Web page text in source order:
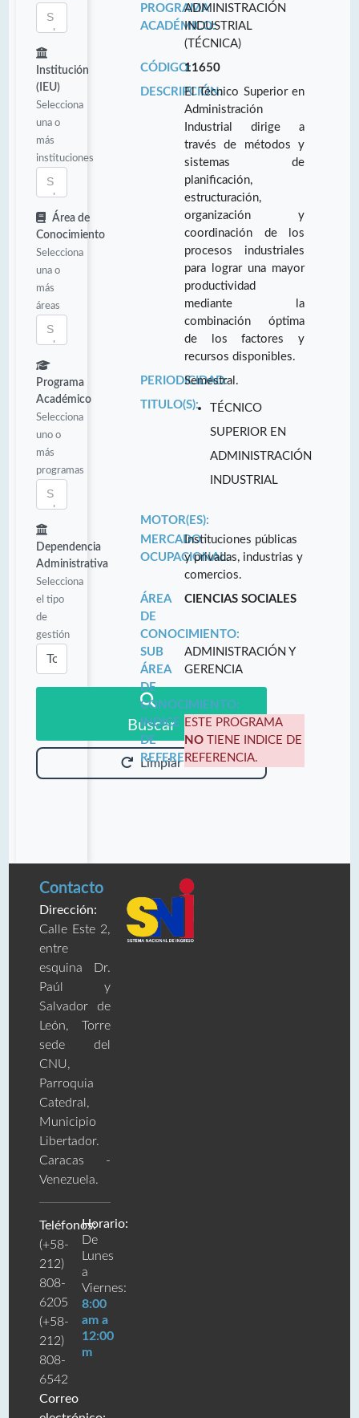
Institución
(IEU)
Selecciona
una o
más
instituciones
Área de
Conocimiento
Selecciona
una o
más
áreas
Programa
Académico
Selecciona
uno o
más
programas
Dependencia
Administrativa
Selecciona
el tipo
de
gestión
Buscar
Limpiar
PROGRAMA
ACADÉMICO:
ADMINISTRACIÓN
INDUSTRIAL
(TÉCNICA)
CÓDIGO:11650
DESCRIPCIÓN:El Técnico Superior en
Administración
Industrial dirige a
través de métodos y
sistemas de
planificación,
estructuración,
organización y
coordinación de los
procesos industriales
para lograr una mayor
productividad
mediante la
combinación óptima
de los factores y
recursos disponibles.
PERIODICIDAD:
Semestral.
TITULO(S):
TÉCNICO
SUPERIOR EN
ADMINISTRACIÓN
INDUSTRIAL
MOTOR(ES):
MERCADO
OCUPACIONAL:
Instituciones públicas
y privadas, industrias y
comercios.
ÁREA
DE
CONOCIMIENTO:
CIENCIAS SOCIALES
SUB
ÁREA
DE
CONOCIMIENTO:
ADMINISTRACIÓN Y
GERENCIA
INDICE
DE
REFERENCIA:
ESTE PROGRAMA
NO TIENE INDICE DE
REFERENCIA.
Contacto
Dirección:
Calle Este 2,
entre
esquina Dr.
Paúl y
Salvador de
León, Torre
sede del
CNU,
Parroquia
Catedral,
Municipio
Libertador.
Caracas -
Venezuela.
Teléfonos:
(+58-
212)
808-
6205
(+58-
212)
808-
6542
Correo
Horario:
De
Lunes
a
Viernes:
8:00
am a
12:00
m